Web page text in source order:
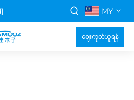
MY
ဈေးကုတ်ယူရန်